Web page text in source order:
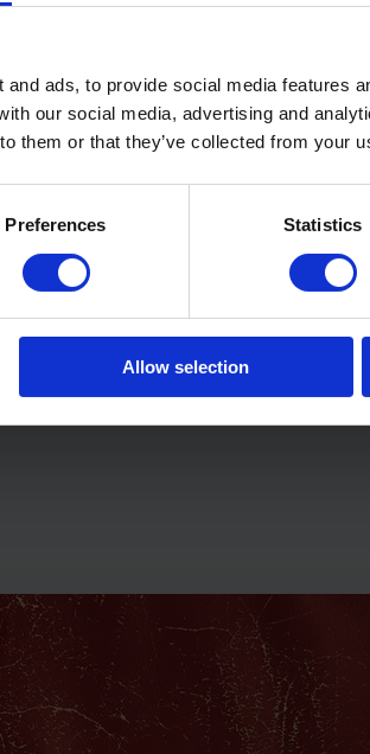
ads, to provide social media features
our social media, advertising and
them or that they’ve collected from your
Preferences Statistics
Allow selection